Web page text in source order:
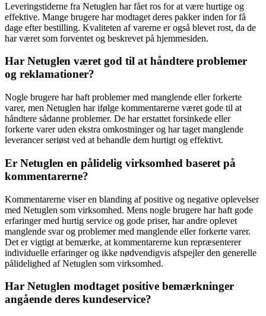
Leveringstiderne fra Netuglen har fået ros for at være hurtige og
effektive. Mange brugere har modtaget deres pakker inden for få
dage efter bestilling. Kvaliteten af varerne er også blevet rost, da de
har været som forventet og beskrevet på hjemmesiden.
Har Netuglen været god til at håndtere problemer
og reklamationer?
Nogle brugere har haft problemer med manglende eller forkerte
varer, men Netuglen har ifølge kommentarerne været gode til at
håndtere sådanne problemer. De har erstattet forsinkede eller
forkerte varer uden ekstra omkostninger og har taget manglende
leverancer seriøst ved at behandle dem hurtigt og effektivt.
Er Netuglen en pålidelig virksomhed baseret på
kommentarerne?
Kommentarerne viser en blanding af positive og negative oplevelser
med Netuglen som virksomhed. Mens nogle brugere har haft gode
erfaringer med hurtig service og gode priser, har andre oplevet
manglende svar og problemer med manglende eller forkerte varer.
Det er vigtigt at bemærke, at kommentarerne kun repræsenterer
individuelle erfaringer og ikke nødvendigvis afspejler den generelle
pålidelighed af Netuglen som virksomhed.
Har Netuglen modtaget positive bemærkninger
angående deres kundeservice?